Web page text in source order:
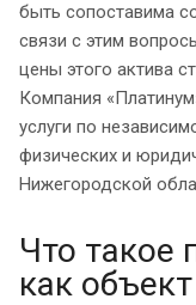
быть сопоставима
связи с этим
цены этого актива
Компания
услуги по
физических и
Нижегородской
Что такое
как